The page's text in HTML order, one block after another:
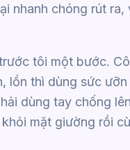
nhanh chóng rút ra,
tôi một bước.
lồn thì dùng sức ưỡn
dùng tay chống
mặt giường rồi